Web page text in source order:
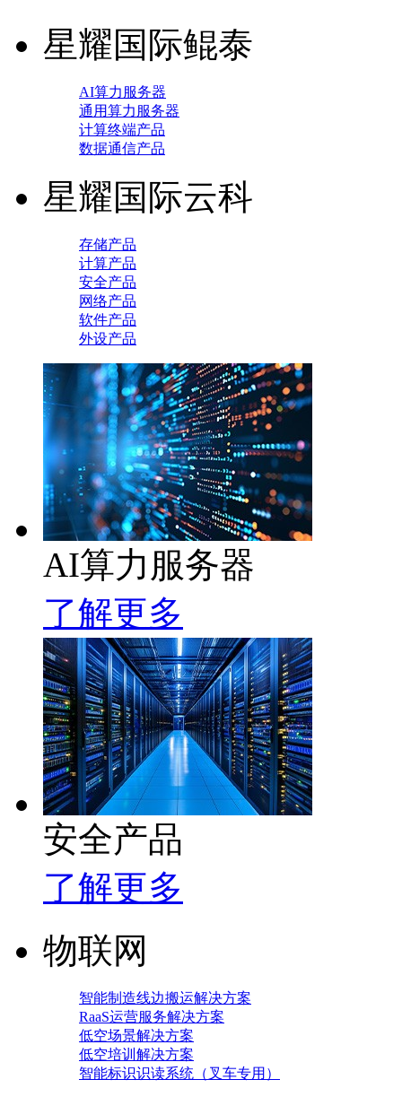
星耀国际鲲泰
AI算力服务器
通用算力服务器
计算终端产品
数据通信产品
星耀国际云科
存储产品
计算产品
安全产品
网络产品
软件产品
外设产品
AI算力服务器
了解更多
安全产品
了解更多
物联网
智能制造线边搬运解决方案
RaaS运营服务解决方案
低空场景解决方案
低空培训解决方案
智能标识识读系统（叉车专用）